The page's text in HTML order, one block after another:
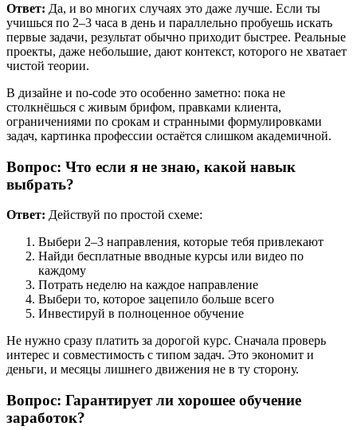
Ответ: Да, и во многих случаях это даже лучше. Если ты
учишься по 2–3 часа в день и параллельно пробуешь искать
первые задачи, результат обычно приходит быстрее. Реальные
проекты, даже небольшие, дают контекст, которого не хватает
чистой теории.
В дизайне и no-code это особенно заметно: пока не
столкнёшься с живым брифом, правками клиента,
ограничениями по срокам и странными формулировками
задач, картинка профессии остаётся слишком академичной.
Вопрос: Что если я не знаю, какой навык
выбрать?
Ответ: Действуй по простой схеме:
Выбери 2–3 направления, которые тебя привлекают
Найди бесплатные вводные курсы или видео по
каждому
Потрать неделю на каждое направление
Выбери то, которое зацепило больше всего
Инвестируй в полноценное обучение
Не нужно сразу платить за дорогой курс. Сначала проверь
интерес и совместимость с типом задач. Это экономит и
деньги, и месяцы лишнего движения не в ту сторону.
Вопрос: Гарантирует ли хорошее обучение
заработок?